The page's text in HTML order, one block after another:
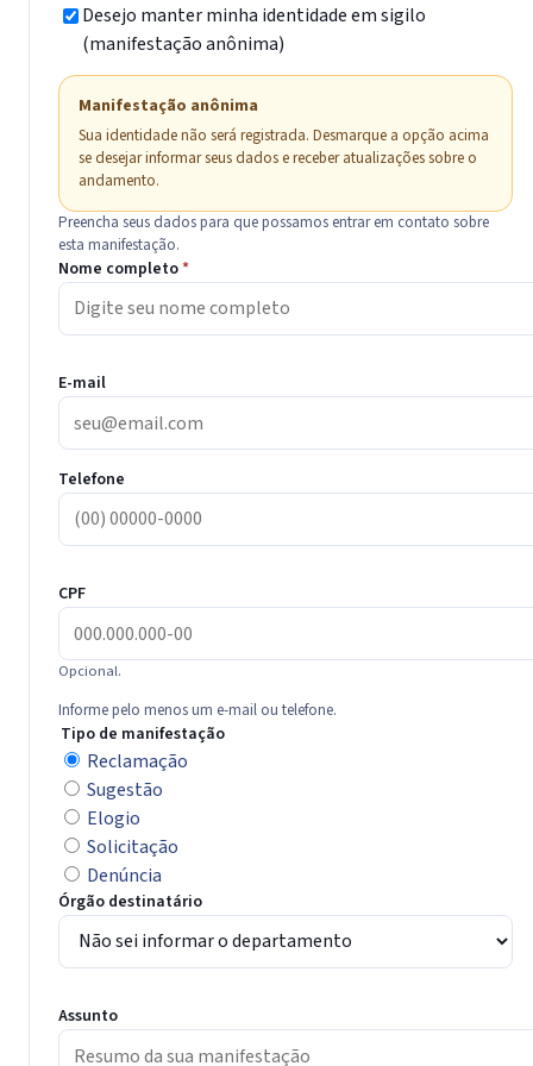
Desejo manter minha identidade em sigilo
(manifestação anônima)
Manifestação anônima
Sua identidade não será registrada. Desmarque a opção acima
se desejar informar seus dados e receber atualizações sobre o
andamento.
Preencha seus dados para que possamos entrar em contato sobre
esta manifestação.
Nome completo*
E-mail
Telefone
CPF
Opcional.
Informe pelo menos um e-mail ou telefone.
Tipo de manifestação
Reclamação
Sugestão
Elogio
Solicitação
Denúncia
Órgão destinatário
Assunto